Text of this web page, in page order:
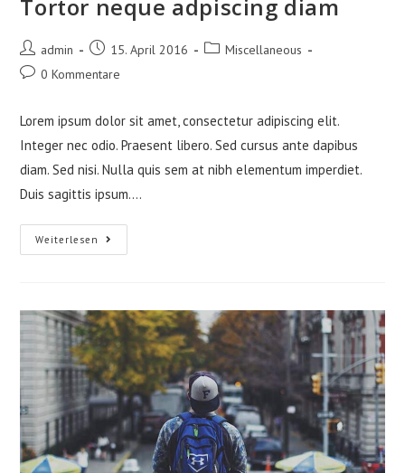
Tortor neque adpiscing diam
Beitrags-
Autor:
admin
Beitrag15. April 2016
Beitrags-
Miscellaneous
Beitrags-
0 Kommentare
Lorem ipsum dolor sit amet, consectetur adipiscing elit.
Integer nec odio. Praesent libero. Sed cursus ante dapibus
diam. Sed nisi. Nulla quis sem at nibh elementum imperdiet.
Duis sagittis ipsum.…
Weiterlesen Tortor
Neque